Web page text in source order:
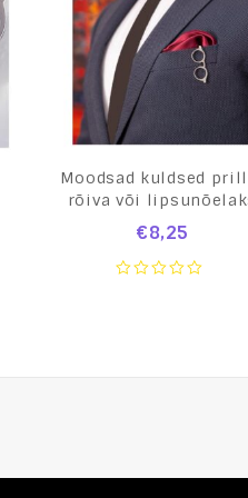
Moodsad kuldsed
rõiva või
€8,25